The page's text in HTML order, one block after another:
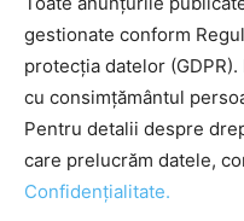
gestionate conform
protecția datelor
cu consimțământul
Pentru detalii despre
care prelucrăm datele,
Confidențialitate.